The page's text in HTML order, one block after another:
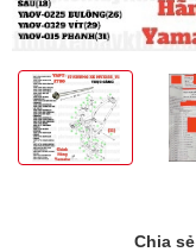
Chia sẻ